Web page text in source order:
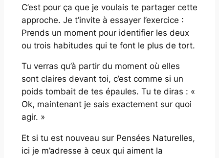
C’est pour ça que je voulais te partager cette
approche. Je t’invite à essayer l’exercice :
Prends un moment pour identifier les deux
ou trois habitudes qui te font le plus de tort.
Tu verras qu’à partir du moment où elles
sont claires devant toi, c’est comme si un
poids tombait de tes épaules. Tu te diras : «
Ok, maintenant je sais exactement sur quoi
agir. »
Et si tu est nouveau sur Pensées Naturelles,
ici je m’adresse à ceux qui aiment la